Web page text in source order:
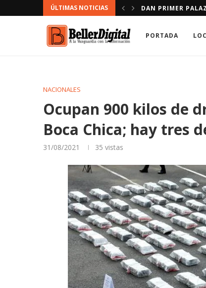
ÚLTIMAS NOTICIAS INFARTO CAUSA
PORTADA
NACIONALES
Ocupan 900 kilos de
Boca Chica; hay tres
31/08/2021 35 vistas